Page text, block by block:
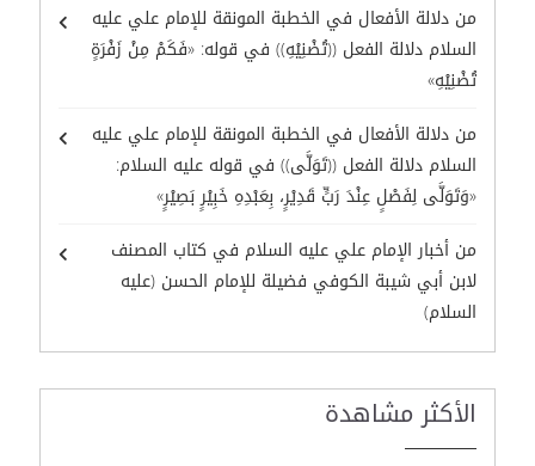
من دلالة الأفعال في الخطبة المونقة للإمام علي عليه
السلام دلالة الفعل ((تُضْنِيْهِ)) في قوله: «فَكَمْ مِنْ زَفْرَةٍ
تُضْنِيْهِ»
من دلالة الأفعال في الخطبة المونقة للإمام علي عليه
السلام دلالة الفعل ((تَوَلَّى)) في قوله عليه السلام:
«وَتَوَلَّى لِفَصْلٍ عِنْدَ رَبٍّ قَدِيْرٍ، بِعَبْدِهِ خَبِيْرٍ بَصِيْرٍ»
من أخبار الإمام علي عليه السلام في كتاب المصنف
لابن أبي شيبة الكوفي فضيلة للإمام الحسن (عليه
السلام)
الأكثر مشاهدة